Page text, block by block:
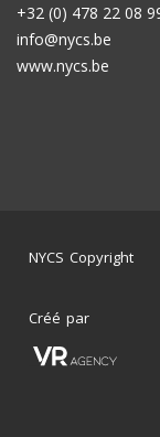
+32 (0) 478 22 08
info@nycs.be
www.nycs.be
NYCS Copyright
Créé par